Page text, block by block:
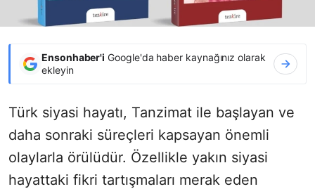
Ensonhaber'i Google'da haber kaynağınız olarak
ekleyin
Türk siyasi hayatı, Tanzimat ile başlayan ve
daha sonraki süreçleri kapsayan önemli
olaylarla örülüdür. Özellikle yakın siyasi
hayattaki fikri tartışmaları merak eden